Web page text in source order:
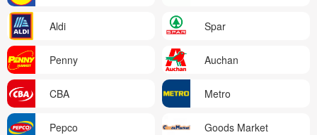
Aldi Spar
Penny Auchan
CBA Metro
Pepco Goods Market